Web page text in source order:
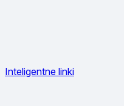
Inteligentne linki